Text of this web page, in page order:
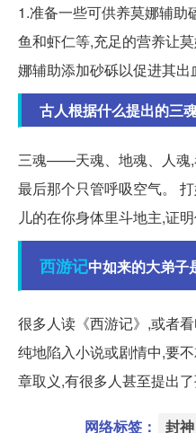
1.准备一些可供养莫娜辅助
鱼和虾仁等,充足的营养让
娜辅助添加砂砾以促进其出
古人根据什么提出的三
三魂——天魂、地魂、人魂,
最后那个只管呼吸空气。
儿的在你身体里斗地主,证明
西游记中如来的大弟子
很多人读《西游记》,或者
纯地陷入小说或剧情中,要
章取义,有很多人甚至提出
网络标签： 封神